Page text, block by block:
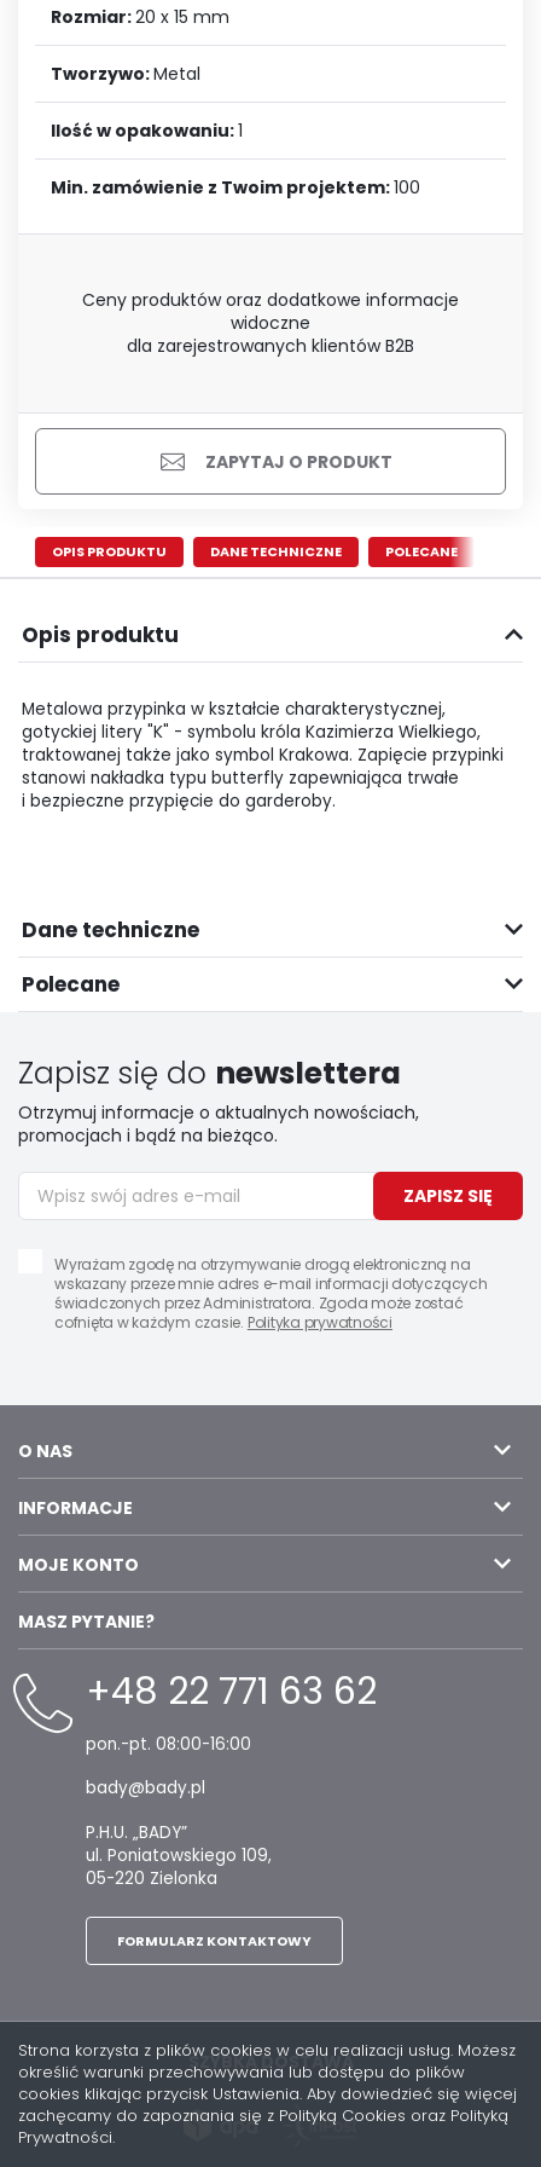
Rozmiar:20 x 15 mm
Tworzywo:Metal
Ilość w opakowaniu:1
Min. zamówienie z Twoim projektem:100
Ceny produktów oraz dodatkowe informacje
widoczne
dla zarejestrowanych klientów B2B
ZAPYTAJ O PRODUKT
OPIS PRODUKTU DANE TECHNICZNE POLECANE
Opis produktu
Metalowa przypinka w kształcie charakterystycznej,
gotyckiej litery "K" - symbolu króla Kazimierza Wielkiego,
traktowanej także jako symbol Krakowa. Zapięcie przypinki
stanowi nakładka typu butterfly zapewniająca trwałe
i bezpieczne przypięcie do garderoby.
Dane techniczne
Polecane
Zapisz się do newslettera
Otrzymuj informacje o aktualnych nowościach,
promocjach i bądź na bieżąco.
ZAPISZ SIĘ
Wyrażam zgodę na otrzymywanie drogą elektroniczną na
wskazany przeze mnie adres e-mail informacji dotyczących
świadczonych przez Administratora. Zgoda może zostać
cofnięta w każdym czasie. Polityka prywatności
O NAS
INFORMACJE
MOJE KONTO
MASZ PYTANIE?
+48 22 771 63 62
pon.-pt. 08:00-16:00
bady@bady.pl
P.H.U. „BADY”
ul. Poniatowskiego 109,
05-220 Zielonka
FORMULARZ KONTAKTOWY
SZYBKA DOSTAWA
Strona korzysta z plików cookies w celu realizacji usług. Możesz
określić warunki przechowywania lub dostępu do plików
cookies klikając przycisk Ustawienia. Aby dowiedzieć się więcej
zachęcamy do zapoznania się z Polityką Cookies oraz Polityką
Prywatności.